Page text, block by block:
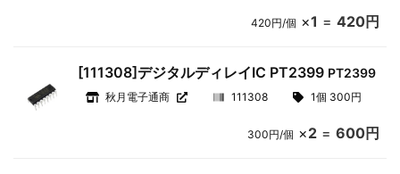
420円/個 ×1 = 420円
[111308]デジタルディレイIC PT2399 PT2399
秋月電子通商 111308 1個 300円
300円/個 ×2= 600円